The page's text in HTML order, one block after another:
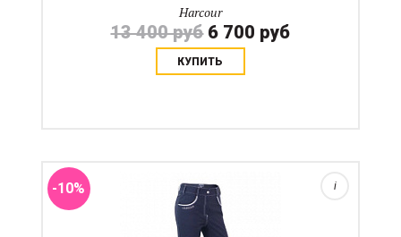
Harcour
13 400 руб 6 700 руб
КУПИТЬ
-10% i